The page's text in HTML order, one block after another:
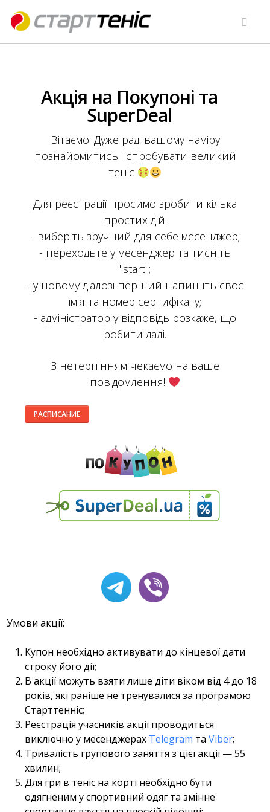
Акція на Покупоні та
SuperDeal
Вітаємо! Дуже раді вашому наміру
познайомитись і спробувати великий
теніс
Для реєстрації просимо зробити кілька
простих дій:
- виберіть зручний для себе месенджер;
- переходьте у месенджер та тисніть
"start";
- у новому діалозі перший напишіть своє
ім'я та номер сертифікату;
- адміністратор у відповідь розкаже, що
робити далі.
З нетерпінням чекаємо на ваше
повідомлення!
РАСПИСАНИЕ
Умови акції:
Купон необхідно активувати до кінцевої дати
строку його дії;
В акції можуть взяти лише діти віком від 4 до 18
років, які раніше не тренувалися за програмою
Старттенніс;
Реєстрація учасників акції проводиться
виключно у месенджерах Telegram та Viber;
Тривалість групового заняття з цієї акції — 55
хвилин;
Для гри в теніс на корті необхідно бути
одягненим у спортивний одяг та змінне